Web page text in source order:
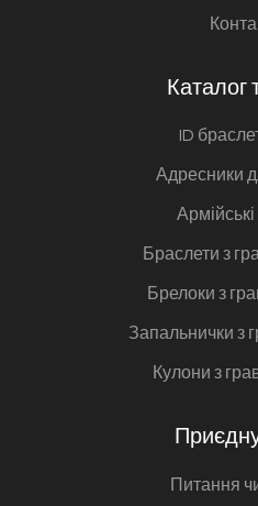
Каталог
ID
Адресники
Браслети з
Брелоки з
Запальнички з
Кулони з
Питання